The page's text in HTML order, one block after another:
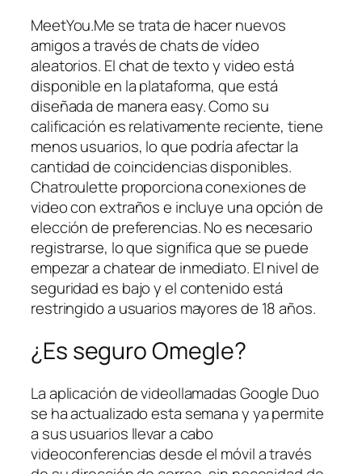
MeetYou.Me se trata de hacer nuevos
amigos a través de chats de vídeo
aleatorios. El chat de texto y video está
disponible en la plataforma, que está
diseñada de manera easy. Como su
calificación es relativamente reciente, tiene
menos usuarios, lo que podría afectar la
cantidad de coincidencias disponibles.
Chatroulette proporciona conexiones de
video con extraños e incluye una opción de
elección de preferencias. No es necesario
registrarse, lo que significa que se puede
empezar a chatear de inmediato. El nivel de
seguridad es bajo y el contenido está
restringido a usuarios mayores de 18 años.
¿Es seguro Omegle?
La aplicación de videollamadas Google Duo
se ha actualizado esta semana y ya permite
a sus usuarios llevar a cabo
videoconferencias desde el móvil a través